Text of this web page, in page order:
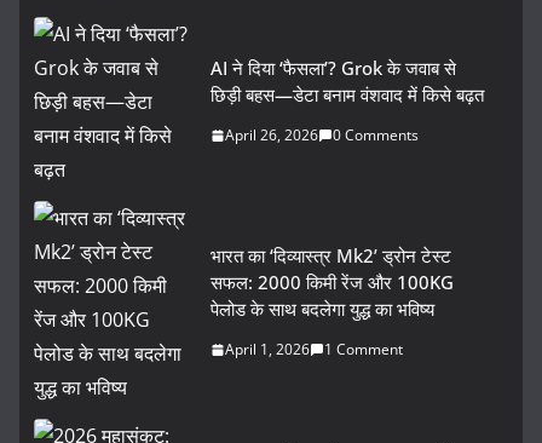
AI ने दिया ‘फैसला’? Grok के जवाब से
छिड़ी बहस—डेटा बनाम वंशवाद में किसे बढ़त
April 26, 2026 0 Comments
भारत का ‘दिव्यास्त्र Mk2’ ड्रोन टेस्ट
सफल: 2000 किमी रेंज और 100KG
पेलोड के साथ बदलेगा युद्ध का भविष्य
April 1, 2026 1 Comment